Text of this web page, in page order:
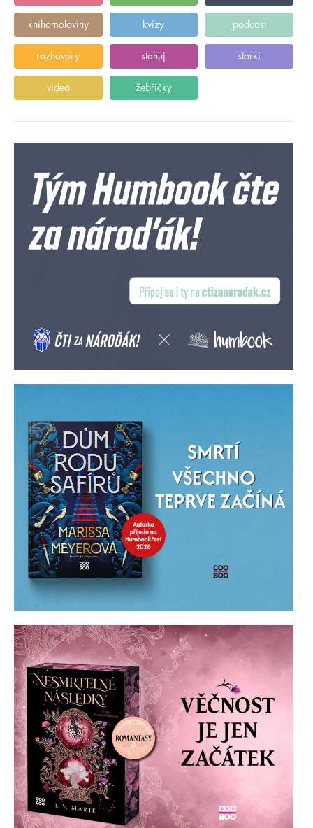
knihomoloviny kvízy podcast
rozhovory stahuj storki
videa žebříčky